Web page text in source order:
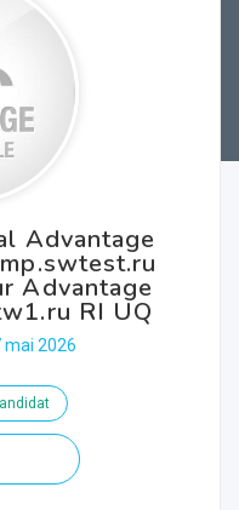
Advantage
Advantage
RI UQ
mai 2026